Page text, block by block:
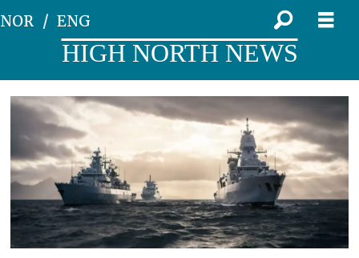
NOR ENG
HIGH NORTH NEWS
Tag:
militær
aktivitet